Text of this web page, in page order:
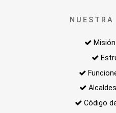
Código